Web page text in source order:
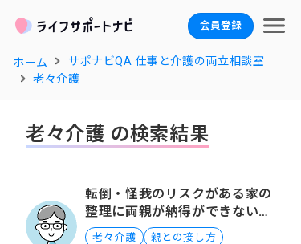
会員登録
ホーム
サポナビQA 仕事と介護の両立相談室
老々介護
老々介護 の検索結果
転倒・怪我のリスクがある家の
整理に両親が納得ができないと
きの対処方法について
老々介護
親との接し方